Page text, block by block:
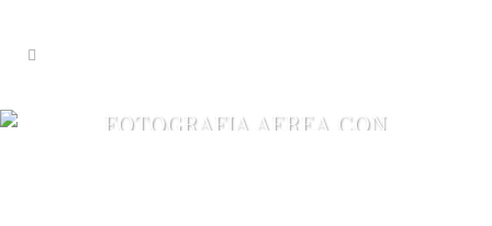
FOTOGRAFIA AEREA CON